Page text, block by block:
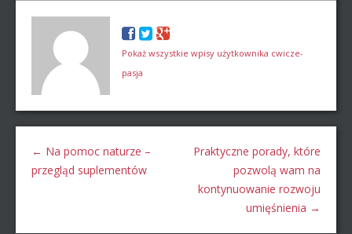
Pokaż wszystkie wpisy użytkownika cwicze-
pasja
← Na pomoc naturze –
przegląd suplementów
Praktyczne porady, które
pozwolą wam na
kontynuowanie rozwoju
umięśnienia →